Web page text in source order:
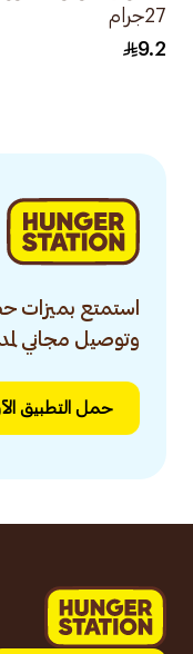
27جرام
9.2
استمتع
وتوصيل مجاني
حمل التطبيق